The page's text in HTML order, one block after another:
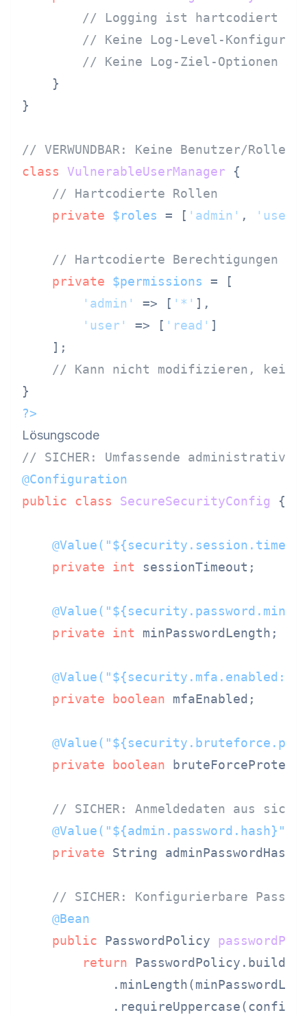
// Logging ist hartcodiert
// Keine Log-Level-
// Keine Log-Ziel-Optionen
    }
}
// VERWUNDBAR: Keine Benutzer/Rollen-
class
VulnerableUserManager
{
// Hartcodierte Rollen
private
$roles = [ 'admin' , 'user'
// Hartcodierte Berechtigungen
private
$permissions = [
'admin'
=> [ '*' ],
'user'
=> [ 'read' ]
    ];
// Kann nicht modifizieren, keine
?>
Lösungscode
// SICHER: Umfassende
@Configuration
public
class SecureSecurityConfig {
private
int sessionTimeout;
private
int minPasswordLength;
private
boolean mfaEnabled;
private
boolean
// SICHER: Anmeldedaten aus
@Value("${admin.password.hash}")
private String adminPasswordHash;
// SICHER: Konfigurierbare
@Bean
public PasswordPolicy
return